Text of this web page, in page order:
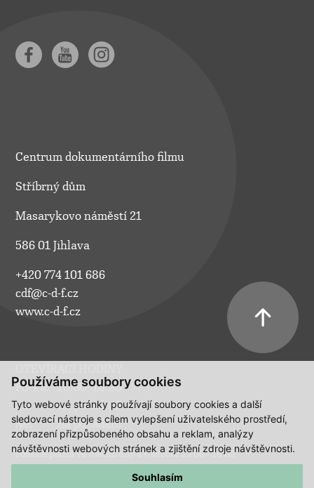
Používáme soubory cookies
Tyto webové stránky používají soubory cookies a další
sledovací nástroje s cílem vylepšení uživatelského prostředí,
zobrazení přizpůsobeného obsahu a reklam, analýzy
návštěvnosti webových stránek a zjištění zdroje návštěvnosti.
Souhlasím
Centrum dokumentárního filmu
Stříbrný dům
Masarykovo náměstí 21
586 01 Jihlava
+420 774 101 686
cdf@c-d-f.cz
www.c-d-f.cz
Po–Pá:
10.00–18.00
So:
na požádání
Ne:
na požádání
Polední pauza ve všední dny a v sobotu 13:00 - 14:00.